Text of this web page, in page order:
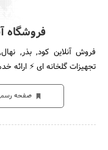
فروشگاه
فروش آنلاین کود, بذر,
تجهیزات گلخانه ای ⚡️ ارائه
صفحه